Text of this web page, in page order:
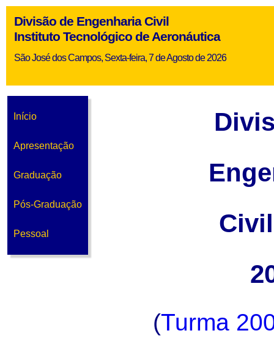
Divisão de Engenharia Civil
Instituto Tecnológico de Aeronáutica
São José dos Campos, Sexta-feira, 7 de Agosto de 2026
Início
Apresentação
Graduação
Pós-Graduação
Pessoal
(Turma